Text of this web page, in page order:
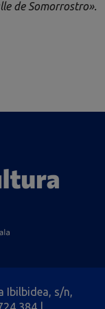
de Somorrostro».
Ibilbidea, s/n,